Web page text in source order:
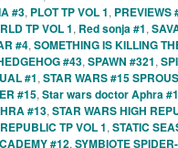
#3, PLOT TP VOL 1, PREVIEWS
TP VOL 1, Red sonja #1,
#4, SOMETHING IS KILLING
#43, SPAWN #321,
#1, STAR WARS #15
#15, Star wars doctor Aphra
#13, STAR WARS HIGH
TP VOL 1, STATIC
#12, SYMBIOTE